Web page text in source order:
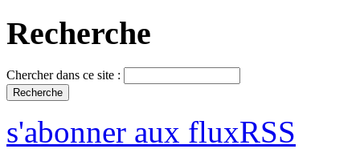
Recherche
Chercher dans ce site :
s'abonner aux fluxRSS